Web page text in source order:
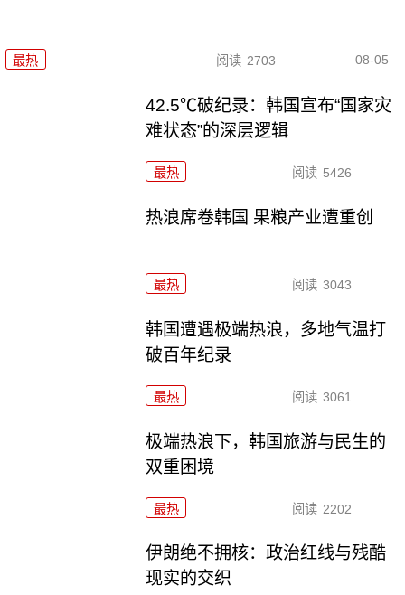
最热 阅读 2703 08-05
42.5℃破纪录：韩国宣布“国家灾
难状态”的深层逻辑
最热 阅读 5426
热浪席卷韩国 果粮产业遭重创
最热 阅读 3043
韩国遭遇极端热浪，多地气温打
破百年纪录
最热 阅读 3061
极端热浪下，韩国旅游与民生的
双重困境
最热 阅读 2202
伊朗绝不拥核：政治红线与残酷
现实的交织